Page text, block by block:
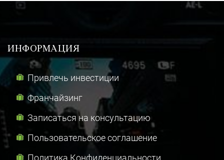
ИНФОРМАЦИЯ
Привлечь инвестиции
Франчайзинг
Записаться на консультацию
Пользовательское соглашение
Политика Конфиденциальности